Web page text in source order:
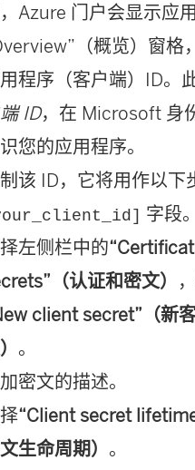
Azure 门户会显示应
（概览）窗格
程序（客户端）ID。
ID，在 Microsoft 身
您的应用程序。
该 ID，它将用作以下
字段。
左侧栏中的
（认证和密文）
client secret”（新
。
密文的描述。
“Client secret
生命周期） 。